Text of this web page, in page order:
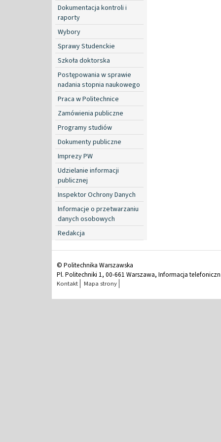
Dokumentacja kontroli i
raporty
Wybory
Sprawy Studenckie
Szkoła doktorska
Postępowania w sprawie
nadania stopnia naukowego
Praca w Politechnice
Zamówienia publiczne
Programy studiów
Dokumenty publiczne
Imprezy PW
Udzielanie informacji
publicznej
Inspektor Ochrony Danych
Informacje o przetwarzaniu
danych osobowych
Redakcja
© Politechnika Warszawska
Pl. Politechniki 1, 00-661 Warszawa, Informacja
Kontakt Mapa strony